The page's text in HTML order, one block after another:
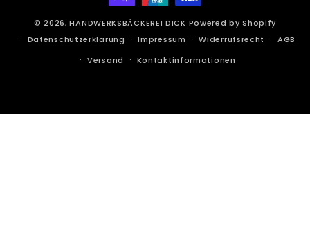
© 2026,HANDWERKSBÄCKEREI DICK Powered by Shopify
Datenschutzerklärung
Impressum Widerrufsrecht
AGB
Versand
Kontaktinformationen